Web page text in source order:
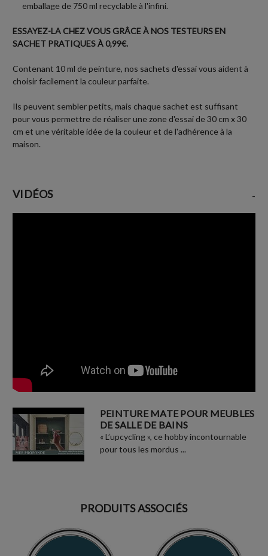
emballage de 750 ml recyclable à l'infini.
ESSAYEZ-LA CHEZ VOUS GRÂCE À NOS TESTEURS EN
SACHET PRATIQUES À 0,99€.
Contenant 10 ml de peinture, nos sachets d'essai vous aident à
choisir facilement la couleur parfaite.
Ils peuvent sembler petits, mais chaque sachet est suffisant
pour vous permettre de réaliser une zone d'essai de 30 cm x 30
cm et une véritable idée de la couleur et de l'adhérence à la
maison.
VIDÉOS -
PEINTURE MATE POUR MEUBLES
DE SALLE DE BAINS
« L’upcycling », ce hobby incontournable
pour tous les mordus ...
PRODUITS ASSOCIÉS